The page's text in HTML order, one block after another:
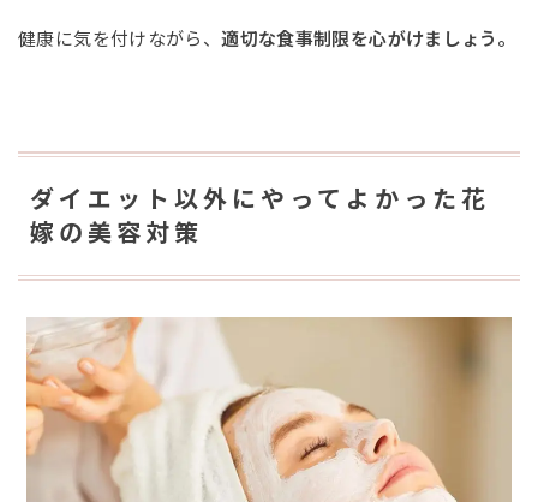
健康に気を付けながら、適切な食事制限を心がけましょう。
ダイエット以外にやってよかった花
嫁の美容対策